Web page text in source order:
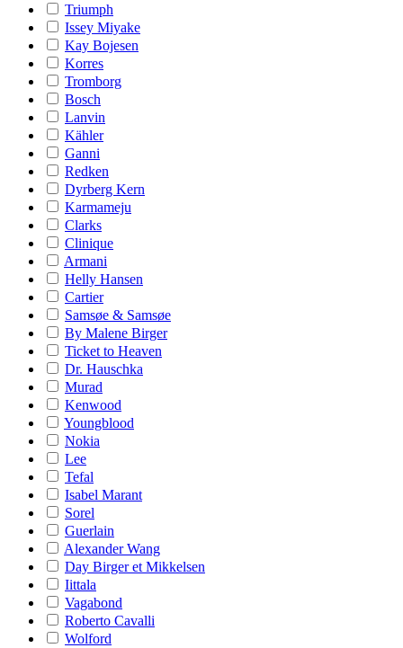
Triumph
Issey Miyake
Kay Bojesen
Korres
Tromborg
Bosch
Lanvin
Kähler
Ganni
Redken
Dyrberg Kern
Karmameju
Clarks
Clinique
Armani
Helly Hansen
Cartier
Samsøe & Samsøe
By Malene Birger
Ticket to Heaven
Dr. Hauschka
Murad
Kenwood
Youngblood
Nokia
Lee
Tefal
Isabel Marant
Sorel
Guerlain
Alexander Wang
Day Birger et Mikkelsen
Iittala
Vagabond
Roberto Cavalli
Wolford